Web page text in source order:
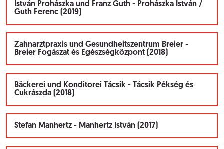
István Prohászka und Franz Guth - Prohászka István /
Guth Ferenc (2019)
Zahnarztpraxis und Gesundheitszentrum Breier -
Breier Fogászat és Egészségközpont (2018)
Bäckerei und Konditorei Tácsik - Tácsik Pékség és
Cukrászda (2018)
Stefan Manhertz - Manhertz István (2017)